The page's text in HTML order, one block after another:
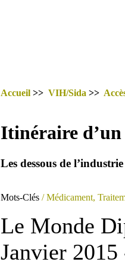
Accueil >> VIH/Sida >>
Itinéraire
Les dessous de
Mots-Clés / Médicament,
Le Monde
Janvier